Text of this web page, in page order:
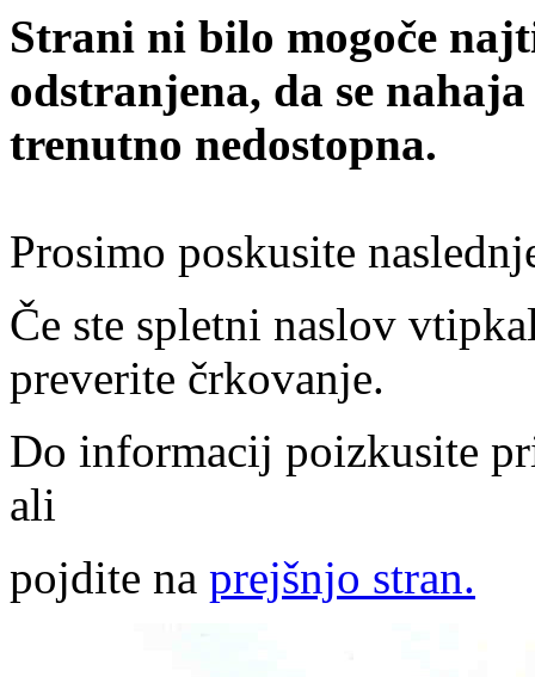
Strani ni bilo mogoče
odstranjena, da se
trenutno nedostopna.
Prosimo poskusite
Če ste spletni naslov
preverite črkovanje.
Do informacij poizkusite
ali
pojdite na prejšnjo stran.